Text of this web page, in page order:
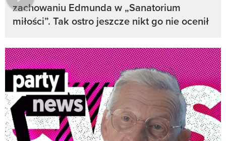
zachowaniu Edmunda w „Sanatorium
miłości”. Tak ostro jeszcze nikt go nie ocenił